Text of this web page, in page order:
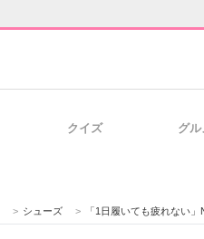
クイズ グル
> シューズ > 「1日履いても疲れない」New Balance（ニュ